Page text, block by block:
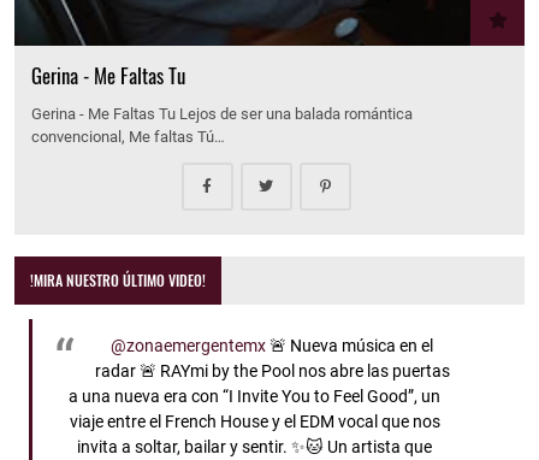
Gerina - Me Faltas Tu
Gerina - Me Faltas Tu Lejos de ser una balada romántica
convencional, Me faltas Tú…
!MIRA NUESTRO ÚLTIMO VIDEO!
@zonaemergentemx🚨 Nueva música en el
radar 🚨 RAYmi by the Pool nos abre las puertas
a una nueva era con “I Invite You to Feel Good”, un
viaje entre el French House y el EDM vocal que nos
invita a soltar, bailar y sentir. ✨🐱 Un artista que